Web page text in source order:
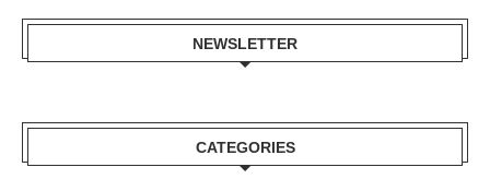
NEWSLETTER
CATEGORIES